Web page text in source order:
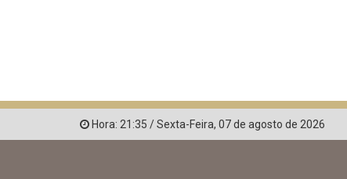
Hora: 21:35 /Sexta-Feira, 07 de agosto de 2026